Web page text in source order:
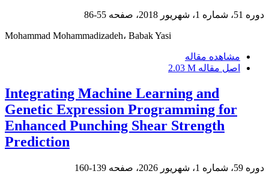
دوره 51، شماره 1، شهریور 2018، صفحه 55-86
Mohammad Mohammadizadeh، Babak Yasi
مشاهده مقاله
اصل مقاله 2.03 M
Integrating Machine Learning and
Genetic Expression Programming for
Enhanced Punching Shear Strength
Prediction
دوره 59، شماره 1، شهریور 2026، صفحه 139-160